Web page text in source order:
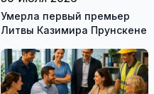
Умерла первый премьер
Литвы Казимира Прунскене